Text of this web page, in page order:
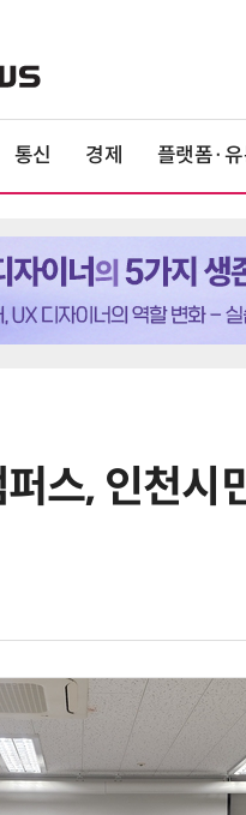
통신 경제 플랫폼·
스, 인천
6